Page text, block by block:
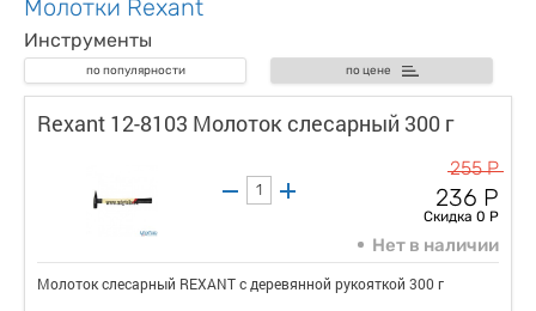
Молотки Rexant
Инструменты
по популярности по цене
Rexant 12-8103 Молоток слесарный 300 г
255 Р
236 Р
Скидка 0 Р
Нет в наличии
Молоток слесарный REXANT с деревянной рукояткой 300 г